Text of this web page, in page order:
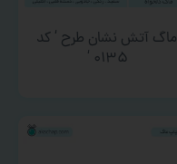
ماگ آتش نشان طرح ‘ کد
۰۱۳۵ ‘